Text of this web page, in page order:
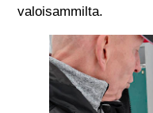
valoisammilta.